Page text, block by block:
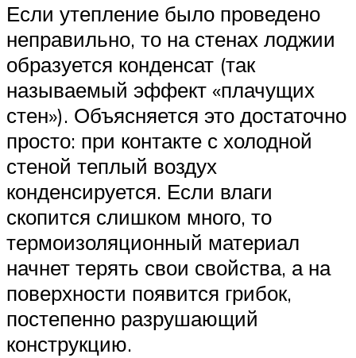
Если утепление было проведено
неправильно, то на стенах лоджии
образуется конденсат (так
называемый эффект «плачущих
стен»). Объясняется это достаточно
просто: при контакте с холодной
стеной теплый воздух
конденсируется. Если влаги
скопится слишком много, то
термоизоляционный материал
начнет терять свои свойства, а на
поверхности появится грибок,
постепенно разрушающий
конструкцию.